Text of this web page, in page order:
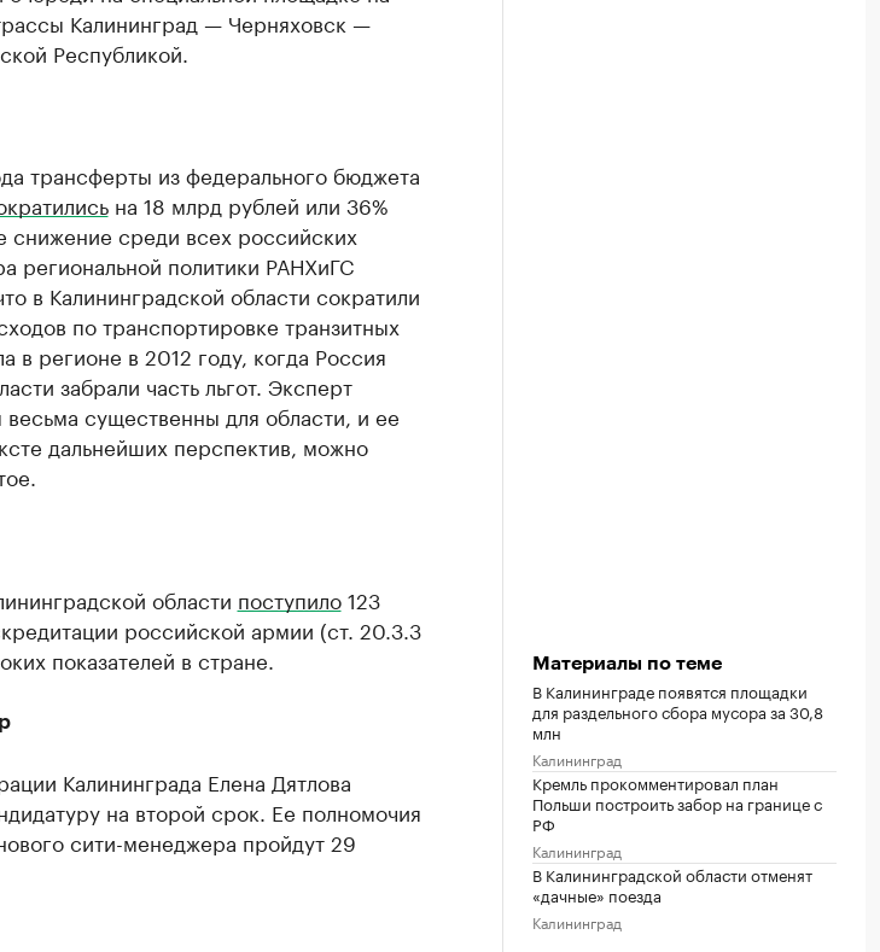
Калининград — Черняховск —
Республикой.
трансферты из федерального бюджета
на 18 млрд рублей или 36%
снижение среди всех российских
региональной политики РАНХиГС
в Калининградской области сократили
по транспортировке транзитных
в регионе в 2012 году, когда Россия
забрали часть льгот. Эксперт
существенны для области, и ее
дальнейших перспектив, можно
области поступило123
российской армии (ст. 20.3.3
показателей в стране.
Калининграда Елена Дятлова
на второй срок. Ее полномочия
сити-менеджера пройдут 29
Материалы по теме
В Калининграде появятся площадки
для раздельного сбора мусора за 30,8
млн
Калининград
Кремль прокомментировал план
Польши построить забор на границе с
РФ
Калининград
В Калининградской области отменят
«дачные» поезда
Калининград